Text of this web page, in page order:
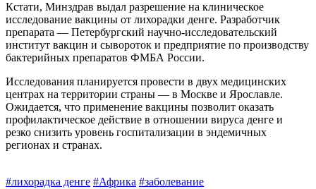
Кстати, Минздрав выдал разрешение на клиническое
исследование вакцины от лихорадки денге. Разработчик
препарата — Петербургский научно-исследовательский
институт вакцин и сывороток и предприятие по производству
бактерийных препаратов ФМБА России.
Исследования планируется провести в двух медицинских
центрах на территории страны — в Москве и Ярославле.
Ожидается, что применение вакцины позволит оказать
профилактическое действие в отношении вируса денге и
резко снизить уровень госпитализации в эндемичных
регионах и странах.
#лихорадка денге #Африка #заболевание